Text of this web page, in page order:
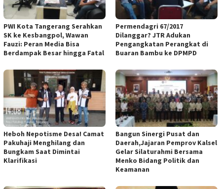
PWI Kota Tangerang Serahkan
SK ke Kesbangpol, Wawan
Fauzi: Peran Media Bisa
Berdampak Besar hingga Fatal
Permendagri 67/2017
Dilanggar? JTR Adukan
Pengangkatan Perangkat di
Buaran Bambu ke DPMPD
Heboh Nepotisme Desa! Camat
Pakuhaji Menghilang dan
Bungkam Saat Dimintai
Klarifikasi
Bangun Sinergi Pusat dan
Daerah,Jajaran Pemprov Kalsel
Gelar Silaturahmi Bersama
Menko Bidang Politik dan
Keamanan